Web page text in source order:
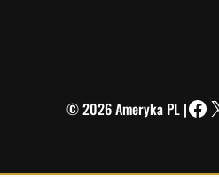
© 2026 Ameryka PL |
X